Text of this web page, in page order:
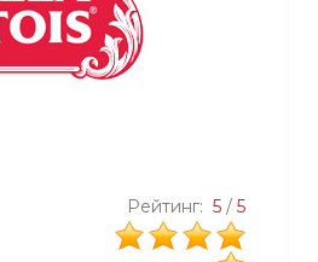
Рейтинг: 5/ 5